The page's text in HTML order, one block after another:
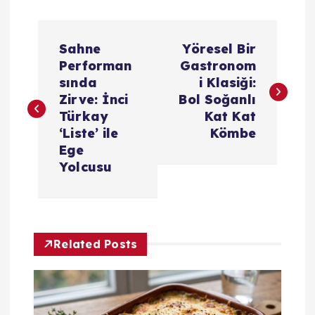
z
z
Sahne
Performan
sında
Zirve: İnci
Türkay
‘Liste’ ile
Ege
Yolcusu
Yöresel Bir
Gastronom
i Klasiği:
Bol Soğanlı
Kat Kat
Kömbe
Related Posts